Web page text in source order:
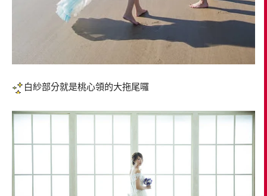
白紗部分就是桃心領的大拖尾囉